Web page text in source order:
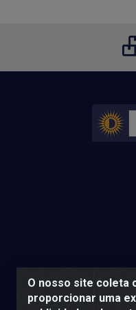
O nosso site coleta
proporcionar umaSE